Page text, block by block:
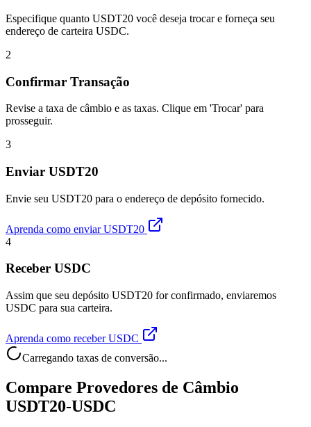
Especifique quanto USDT20 você deseja trocar e forneça seu
endereço de carteira USDC.
2
Confirmar Transação
Revise a taxa de câmbio e as taxas. Clique em 'Trocar' para
prosseguir.
3
Enviar USDT20
Envie seu USDT20 para o endereço de depósito fornecido.
Aprenda como enviar USDT20
4
Receber USDC
Assim que seu depósito USDT20 for confirmado, enviaremos
USDC para sua carteira.
Aprenda como receber USDC
Carregando taxas de conversão...
Compare Provedores de Câmbio
USDT20-USDC